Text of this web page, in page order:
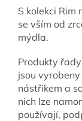
S kolekci Rim
se vším od
mýdla.
Produkty
jsou
nástřikem a
nich lze
používají,